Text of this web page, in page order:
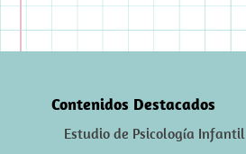
Contenidos Destacados
Estudio de Psicología Infantil